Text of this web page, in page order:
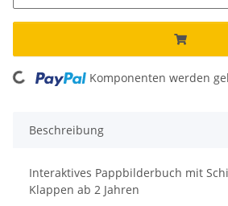
Komponenten werden
Beschreibung
Interaktives Pappbilderbuch mit
Klappen ab 2 Jahren